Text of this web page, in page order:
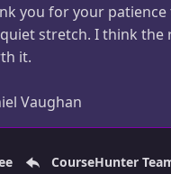
you for your
stretch. I think the
it.
Vaughan
CourseHunter